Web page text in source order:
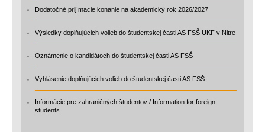
Dodatočné prijímacie konanie na akademický rok 2026/2027
Výsledky doplňujúcich volieb do študentskej časti AS FSŠ UKF v Nitre
Oznámenie o kandidátoch do študentskej časti AS FSŠ
Vyhlásenie doplňujúcich volieb do študentskej časti AS FSŠ
Informácie pre zahraničných študentov / Information for foreign
students